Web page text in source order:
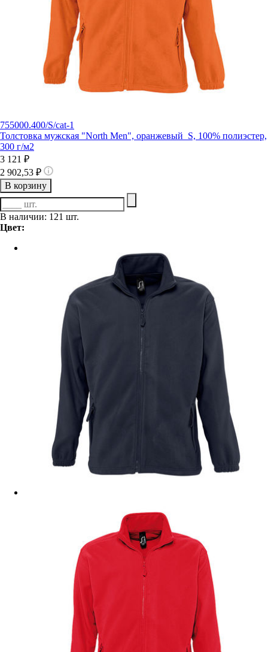
755000.400/S/cat-1
Толстовка мужская "North Men", оранжевый_S, 100% полиэстер,
300 г/м2
3 121 ₽
2 902,53 ₽
В корзину
В наличии: 121 шт.
Цвет: